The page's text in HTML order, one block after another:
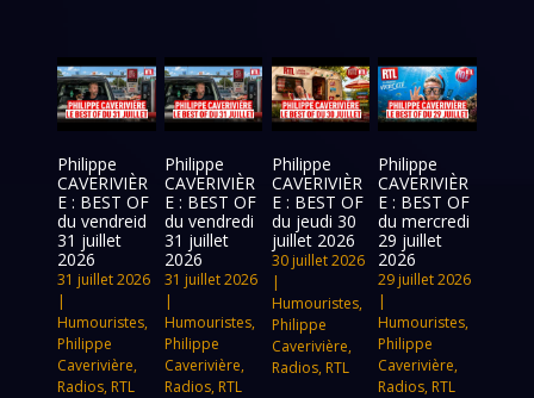
Philippe
CAVERIVIÈR
E : BEST OF
du vendreid
31 juillet
2026
31 juillet 2026
|
Humouristes,
Philippe
Caverivière,
Radios, RTL
Philippe
CAVERIVIÈR
E : BEST OF
du vendredi
31 juillet
2026
31 juillet 2026
|
Humouristes,
Philippe
Caverivière,
Radios, RTL
Philippe
CAVERIVIÈR
E : BEST OF
du jeudi 30
juillet 2026
30 juillet 2026
|
Humouristes,
Philippe
Caverivière,
Radios, RTL
Philippe
CAVERIVIÈR
E : BEST OF
du mercredi
29 juillet
2026
29 juillet 2026
|
Humouristes,
Philippe
Caverivière,
Radios, RTL